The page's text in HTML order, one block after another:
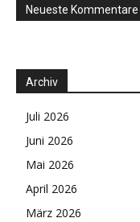
Neueste Kommentare
Archiv
Juli 2026
Juni 2026
Mai 2026
April 2026
März 2026